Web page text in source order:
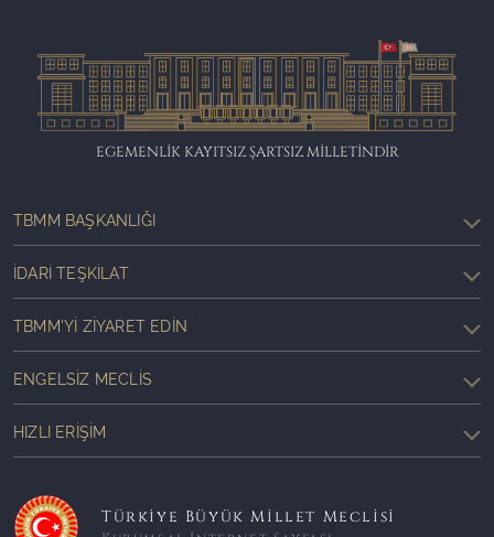
EGEMENLİK KAYITSIZ ŞARTSIZ MİLLETİNDİR
TBMM BAŞKANLIĞI
İDARI TEŞKILAT
TBMM'YI ZIYARET EDIN
ENGELSIZ MECLIS
HIZLI ERIŞIM
Türkiye Büyük Millet Meclisi